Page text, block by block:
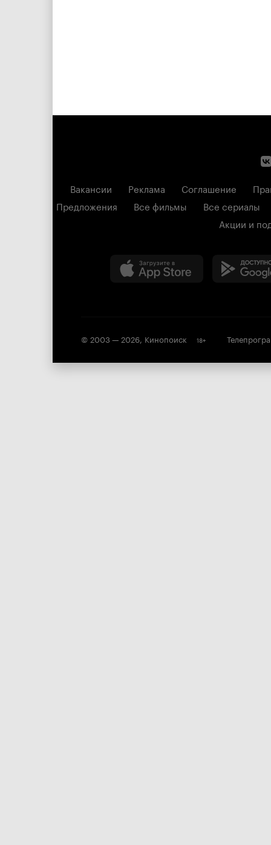
Вакансии Реклама Соглашение
Предложения
Все фильмы
Все сериалы
Акции и
© 2003 — 2026, Кинопоиск 18+